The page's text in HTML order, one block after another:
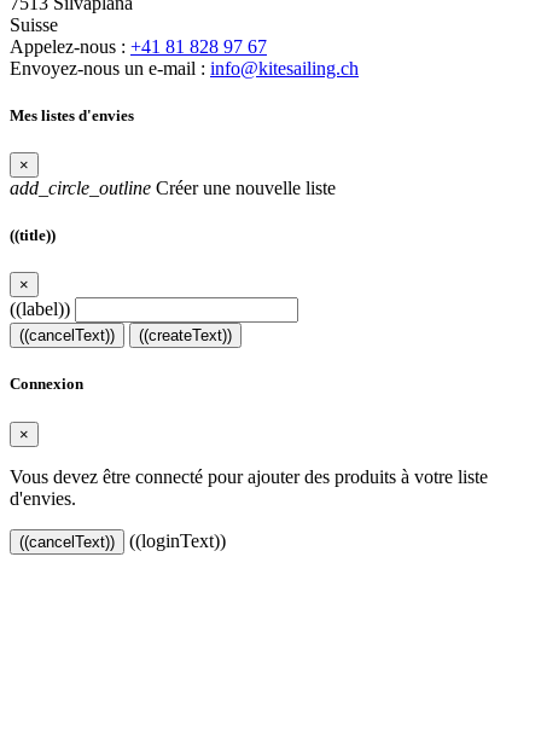
Suisse
Appelez-nous : +41 81 828 97 67
Envoyez-nous un e-mail : info@kitesailing.ch
Mes listes d'envies
×
add_circle_outline Créer une nouvelle liste
((title))
×
((label))
((cancelText)) ((createText))
Connexion
×
Vous devez être connecté pour ajouter des produits à votre liste
d'envies.
((cancelText)) ((loginText))